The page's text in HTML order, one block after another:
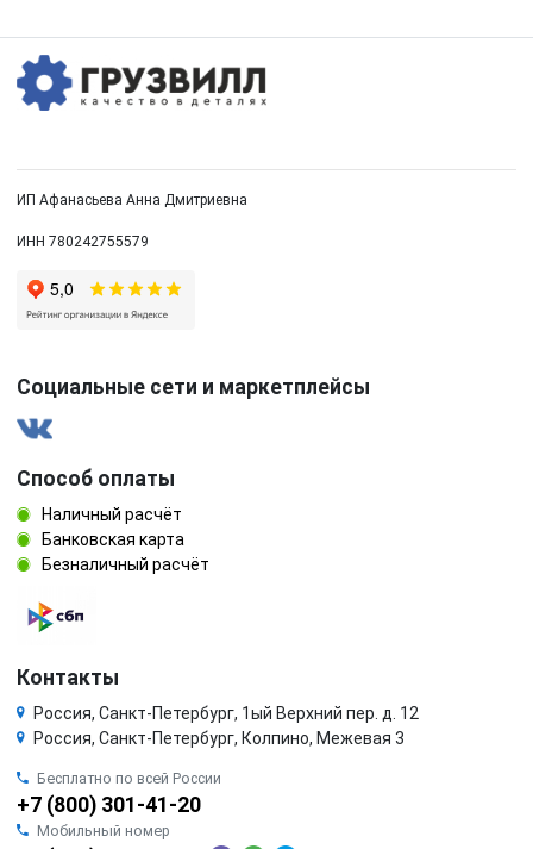
ИП Афанасьева Анна Дмитриевна
ИНН 780242755579
Социальные сети и маркетплейсы
Способ оплаты
Наличный расчёт
Банковская карта
Безналичный расчёт
Контакты
Россия, Санкт-Петербург, 1ый Верхний пер. д. 12
Россия, Санкт-Петербург, Колпино, Межевая 3
Бесплатно по всей России
+7 (800) 301-41-20
Мобильный номер